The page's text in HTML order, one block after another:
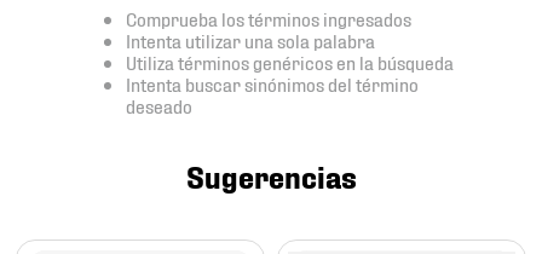
Comprueba los términos ingresados
Intenta utilizar una sola palabra
Utiliza términos genéricos en la búsqueda
Intenta buscar sinónimos del término
deseado
Sugerencias
tenis futbol
mochila